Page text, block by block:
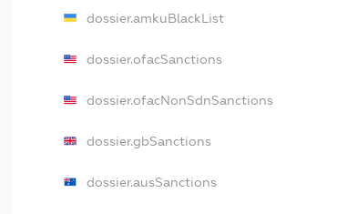
dossier.amkuBlackList
dossier.ofacSanctions
dossier.ofacNonSdnSanctions
dossier.gbSanctions
dossier.ausSanctions